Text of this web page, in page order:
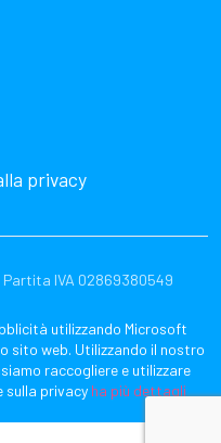
privacy
Partita IVA 02869380549
utilizzando Microsoft
sito web. Utilizzando il nostro
raccogliere e utilizzare
sulla privacy ha più dettagli